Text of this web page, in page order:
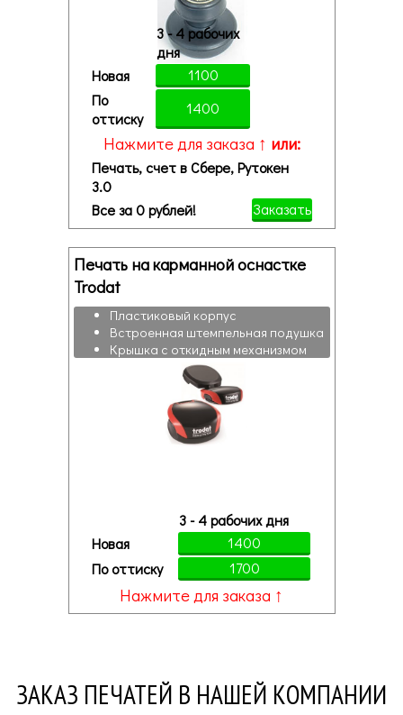
3 - 4 рабочих
дня
Новая
1100
По
оттиску
1400
Нажмите для заказа ↑ или:
Печать, счет в Сбере, Рутокен
3.0
Все за 0 рублей!
Заказать
Печать на карманной оснастке
Trodat
Пластиковый корпус
Встроенная штемпельная подушка
Крышка с откидным механизмом
3 - 4 рабочих дня
Новая
1400
По оттиску
1700
Нажмите для заказа ↑
ЗАКАЗ ПЕЧАТЕЙ В НАШЕЙ КОМПАНИИ